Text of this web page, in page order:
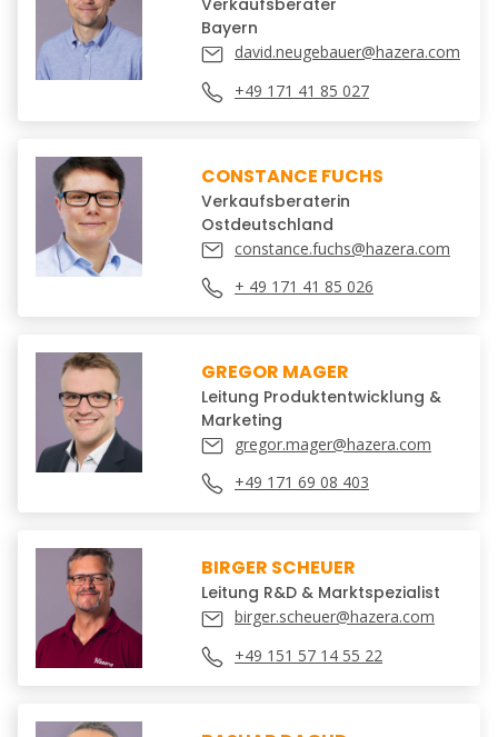
Verkaufsberater
Bayern
david.neugebauer@hazera.com
+49 171 41 85 027
CONSTANCE FUCHS
Verkaufsberaterin
Ostdeutschland
constance.fuchs@hazera.com
+ 49 171 41 85 026
GREGOR MAGER
Leitung Produktentwicklung &
Marketing
gregor.mager@hazera.com
+49 171 69 08 403
BIRGER SCHEUER
Leitung R&D & Marktspezialist
birger.scheuer@hazera.com
+49 151 57 14 55 22